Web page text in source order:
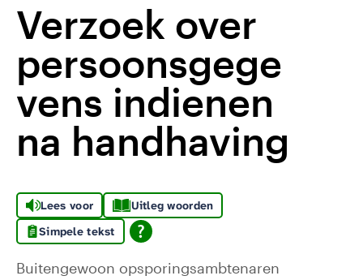
Verzoek over
persoonsgege
vens indienen
na handhaving
Lees voor
Uitleg woorden
Simpele tekst
Buitengewoon opsporingsambtenaren